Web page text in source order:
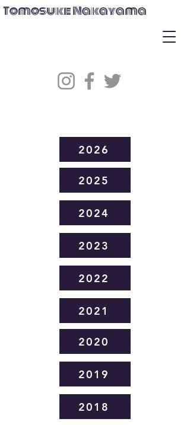
Tomosuke Nakayama
2026
2025
2024
2023
2022
2021
2020
2019
2018